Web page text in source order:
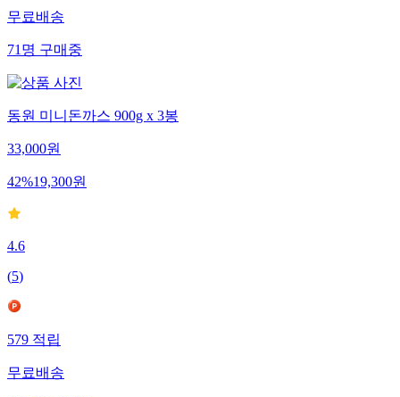
무료배송
71 명 구매중
동원 미니돈까스 900g x 3봉
33,000원
42%19,300원
4.6
(5)
579 적립
무료배송